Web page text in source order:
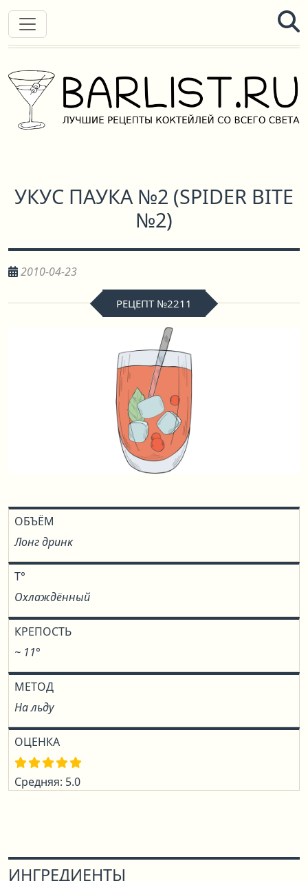
УКУС ПАУКА №2 (SPIDER BITE
№2)
2010-04-23
РЕЦЕПТ №2211
ОБЪЁМ
Лонг дринк
T°
Охлаждённый
КРЕПОСТЬ
~ 11°
МЕТОД
На льду
ОЦЕНКА
Средняя: 5.0
ИНГРЕДИЕНТЫ